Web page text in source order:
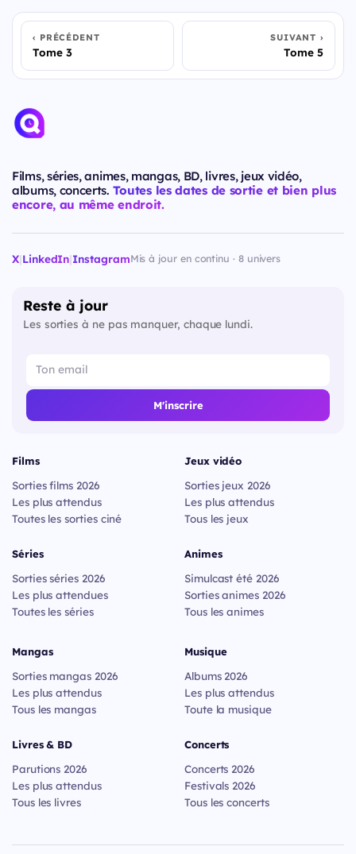
PRÉCÉDENT
Tome 3
SUIVANT
Tome 5
Films, séries, animes, mangas, BD, livres, jeux vidéo,
albums, concerts. Toutes les dates de sortie et bien plus
encore, au même endroit.
X|LinkedIn|InstagramMis à jour en continu · 8 univers
Reste à jour
Les sorties à ne pas manquer, chaque lundi.
M'inscrire
Films
Sorties films 2026
Les plus attendus
Toutes les sorties ciné
Séries
Sorties séries 2026
Les plus attendues
Toutes les séries
Jeux vidéo
Sorties jeux 2026
Les plus attendus
Tous les jeux
Animes
Simulcast été 2026
Sorties animes 2026
Tous les animes
Mangas
Sorties mangas 2026
Les plus attendus
Tous les mangas
Livres & BD
Parutions 2026
Les plus attendus
Tous les livres
Musique
Albums 2026
Les plus attendus
Toute la musique
Concerts
Concerts 2026
Festivals 2026
Tous les concerts